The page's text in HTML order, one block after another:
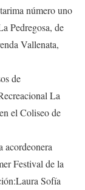
número uno
Pedregosa, de
Vallenata,
de
La
el Coliseo de
acordeonera
Festival de la
Sofía